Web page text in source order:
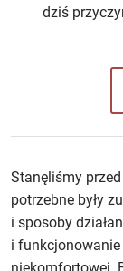
dziś
Stanęliśmy
potrzebne były
i sposoby
i
niekomfortowej.